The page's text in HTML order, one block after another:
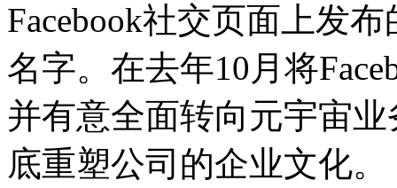
Facebook社交页面上发
名字。在去年10月将
并有意全面转向元宇宙
底重塑公司的企业文化。